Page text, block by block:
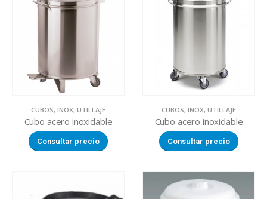
CUBOS, INOX, UTILLAJE
Cubo acero inoxidable
Consultar precio
CUBOS, INOX, UTILLAJE
Cubo acero inoxidable
Consultar precio